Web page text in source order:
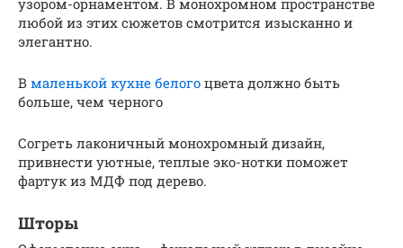
узором-орнаментом. В монохромном пространстве
любой из этих сюжетов смотрится изысканно и
элегантно.
В маленькой кухне белого цвета должно быть
больше, чем черного
Согреть лаконичный монохромный дизайн,
привнести уютные, теплые эко-нотки поможет
фартук из МДФ под дерево.
Шторы